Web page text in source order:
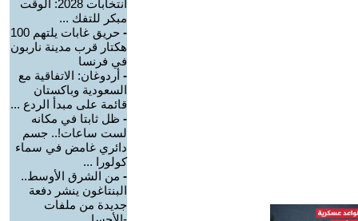
انتخابات 2028: الوقت
مبكر للتفك ...
-
حريق غابات يلتهم 100
هكتار قرب مدينة ناربون
في فرنسا
- أردوغان: الاتفاقية مع
السعودية وباكستان
قائمة على مبدأ الردع ...
- ظل ثابتا في مكانه
لست ساعات!.. جسم
دائري غامض في سماء
كولورا ...
- من الشرق الأوسط..
البنتاغون ينشر دفعة
جديدة من ملفات